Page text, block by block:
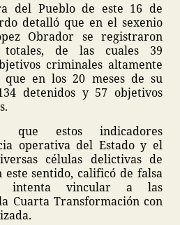
del Pueblo de este 16 de
detalló que en el sexenio
Obrador se registraron
totales, de las cuales 39
criminales altamente
que en los 20 meses de su
detenidos y 57 objetivos
que estos indicadores
operativa del Estado y el
células delictivas de
sentido, calificó de falsa
intenta vincular a las
Cuarta Transformación con